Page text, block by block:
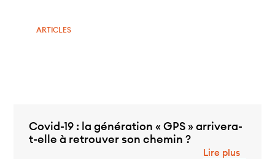
ARTICLES
Covid-19 : la génération « GPS » arrivera-
t-elle à retrouver son chemin ?
Lire plus